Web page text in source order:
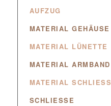
AUFZUG
MATERIAL GEHÄUSE
MATERIAL LÜNETTE
MATERIAL ARMBAND
MATERIAL SCHLIESSE
SCHLIESSE